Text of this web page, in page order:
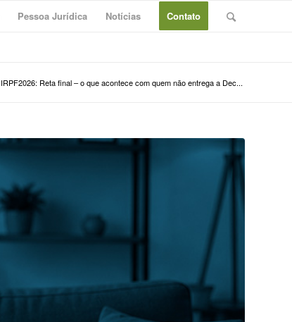
Pessoa Jurídica Notícias Contato
IRPF2026: Reta final – o que acontece com quem não entrega a Dec...